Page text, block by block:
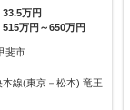
33.5万円
515万円～650万円
斐市
本線(東京－松本) 竜王